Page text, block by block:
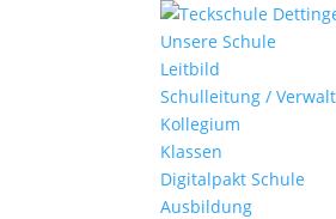
Unsere Schule
Leitbild
Schulleitung /
Kollegium
Klassen
Digitalpakt Schule
Ausbildung